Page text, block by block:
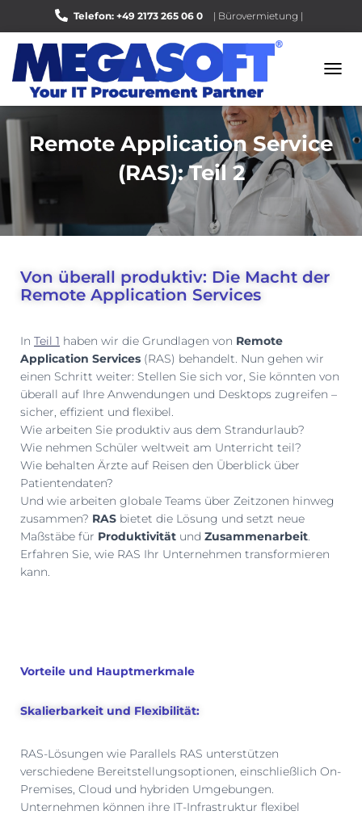
Telefon: +49 2173 265 06 0 | Bürovermietung |
Bewerten Sie uns auf Google |
G
A
T
U
N
Remote Application Service
(RAS): Teil 2
Von überall produktiv: Die Macht der
Remote Application Services
In Teil 1 haben wir die Grundlagen von Remote
Application Services (RAS) behandelt. Nun gehen wir
einen Schritt weiter: Stellen Sie sich vor, Sie könnten von
überall auf Ihre Anwendungen und Desktops zugreifen –
sicher, effizient und flexibel.
Wie arbeiten Sie produktiv aus dem Strandurlaub?
Wie nehmen Schüler weltweit am Unterricht teil?
Wie behalten Ärzte auf Reisen den Überblick über
Patientendaten?
Und wie arbeiten globale Teams über Zeitzonen hinweg
zusammen? RAS bietet die Lösung und setzt neue
Maßstäbe für Produktivität und Zusammenarbeit.
Erfahren Sie, wie RAS Ihr Unternehmen transformieren
kann.
Vorteile und Hauptmerkmale
Skalierbarkeit und Flexibilität:
RAS-Lösungen wie Parallels RAS unterstützen
verschiedene Bereitstellungsoptionen, einschließlich On-
Premises, Cloud und hybriden Umgebungen.
Unternehmen können ihre IT-Infrastruktur flexibel